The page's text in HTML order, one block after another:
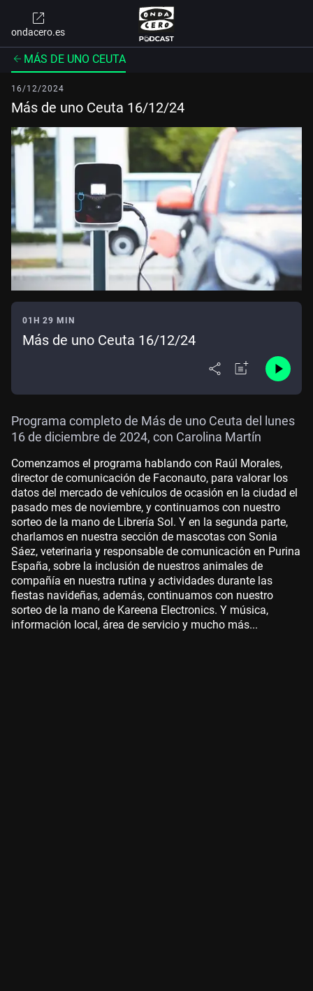
ondacero.es
MÁS DE UNO CEUTA
16/12/2024
Más de uno Ceuta 16/12/24
01H 29 MIN
Más de uno Ceuta 16/12/24
Programa completo de Más de uno Ceuta del lunes
16 de diciembre de 2024, con Carolina Martín
Comenzamos el programa hablando con Raúl Morales,
director de comunicación de Faconauto, para valorar los
datos del mercado de vehículos de ocasión en la ciudad el
pasado mes de noviembre, y continuamos con nuestro
sorteo de la mano de Librería Sol. Y en la segunda parte,
charlamos en nuestra sección de mascotas con Sonia
Sáez, veterinaria y responsable de comunicación en Purina
España, sobre la inclusión de nuestros animales de
compañía en nuestra rutina y actividades durante las
fiestas navideñas, además, continuamos con nuestro
sorteo de la mano de Kareena Electronics. Y música,
información local, área de servicio y mucho más...